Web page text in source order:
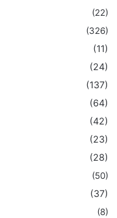
(22)
(326)
(11)
(24)
(137)
(64)
(42)
(23)
(28)
(50)
(37)
(8)